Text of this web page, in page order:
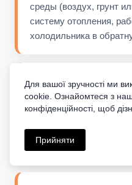
среды (воздух, грунт
систему отопления,
холодильника в
Чем тепловой
котла?
Экономия до 70%,
топлива, высокая
охлаждения летом.
Для вашої зручності ми
cookie. Ознайомтеся з
конфіденційності, щоб
Прийняти